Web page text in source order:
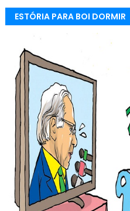
ESTÓRIA PARA BOI DORMIR